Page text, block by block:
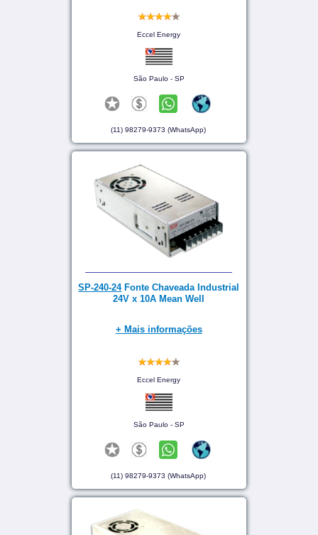
Eccel Energy
São Paulo - SP
(11) 98279-9373 (WhatsApp)
SP-240-24Fonte Chaveada Industrial
24V x 10A Mean Well
+ Mais informações
Eccel Energy
São Paulo - SP
(11) 98279-9373 (WhatsApp)